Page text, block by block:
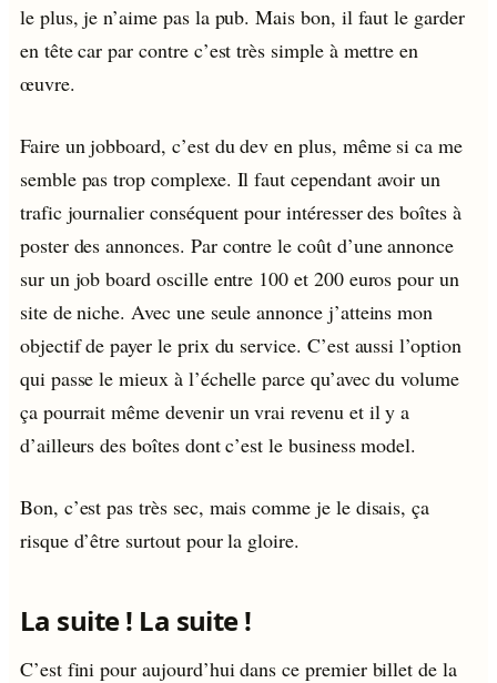
le plus, je n’aime pas la pub. Mais bon, il faut le garder
en tête car par contre c’est très simple à mettre en
œuvre.
Faire un jobboard, c’est du dev en plus, même si ca me
semble pas trop complexe. Il faut cependant avoir un
trafic journalier conséquent pour intéresser des boîtes à
poster des annonces. Par contre le coût d’une annonce
sur un job board oscille entre 100 et 200 euros pour un
site de niche. Avec une seule annonce j’atteins mon
objectif de payer le prix du service. C’est aussi l’option
qui passe le mieux à l’échelle parce qu’avec du volume
ça pourrait même devenir un vrai revenu et il y a
d’ailleurs des boîtes dont c’est le business model.
Bon, c’est pas très sec, mais comme je le disais, ça
risque d’être surtout pour la gloire.
La suite ! La suite !
C’est fini pour aujourd’hui dans ce premier billet de la